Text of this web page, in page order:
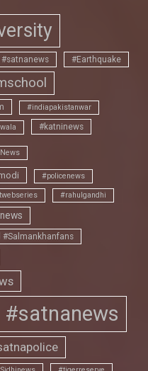
#Earthquake
#indiapakistanwar
#katninews
#policenews
#rahulgandhi
#Salmankhanfans
#satnanews